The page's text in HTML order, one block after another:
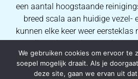
een aantal hoogstaande
breed scala aan huidige vezel-
kunnen elke keer weer eersteklas
Dankzij de uitgebreide kennis van
wij al onze kopers uitstekende
en hoogwaardige
We gebruiken cookies om ervoor te
soepel mogelijk draait. Als je
deze site, gaan we ervan uit